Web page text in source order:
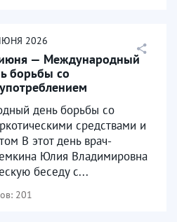
2026
— Международный
борьбы со
средствами и
день борьбы со
средствами и
В этот день врач-
Юлия Владимировна
беседу с...
201